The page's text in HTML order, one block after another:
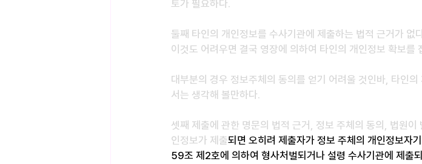
토가 필요하다.
둘째 타인의 개인정보를 수사기관에 제출하는 법적 근거가 없
이것도 어려우면 결국 영장에 의하여 타인의 개인정보 확보를
대부분의 경우 정보주체의 동의를 얻기 어려울 것인바, 타인
서는 생각해 볼만하다.
셋째 제출에 관한 명문의 법적 근거, 정보 주체의 동의, 법원
인정보가 제출되면 오히려 제출자가 정보 주체의 개인정보자
59조 제2호에 의하여 형사처벌되거나 설령 수사기관에 제출